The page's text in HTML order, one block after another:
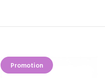
Promotion